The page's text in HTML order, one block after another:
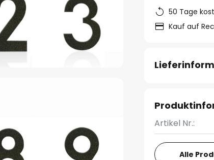
50 Tage
Kauf auf
Artikel Nr.:
Alle